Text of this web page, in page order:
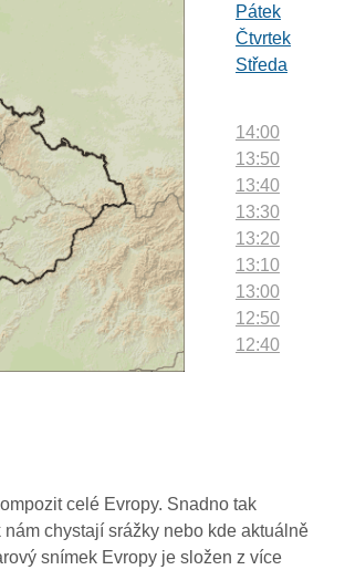
Pátek
Čtvrtek
Středa
14:00
13:50
13:40
13:30
13:20
13:10
13:00
12:50
12:40
11:40
11:30
11:20
celé Evropy. Snadno tak
nám chystají srážky nebo kde aktuálně
snímek Evropy je složen z více